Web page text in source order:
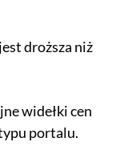
droższa niż
widełki cen
portalu.